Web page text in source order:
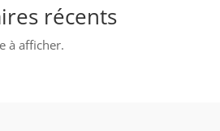
récents
à afficher.